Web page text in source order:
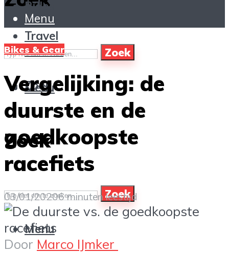
Zoek
Menu
Rides
Health
Travel
Stories
Zoek
Zoek
Zoek
Menu
Menu
Bikes & Gear
Vergelijking: de
duurste en de
goedkoopste
racefiets
03/01/20206 minuten leestijd
Door Marco IJmker